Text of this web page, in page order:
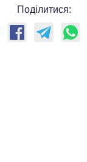
Поділитися: